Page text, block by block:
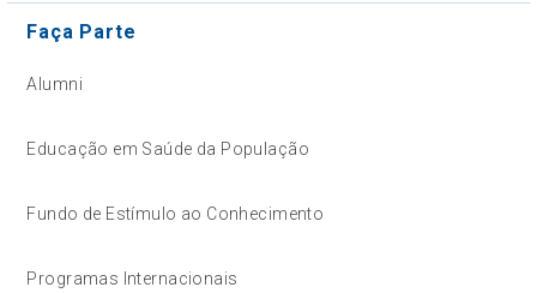
Faça Parte
Alumni
Educação em Saúde da População
Fundo de Estímulo ao Conhecimento
Programas Internacionais